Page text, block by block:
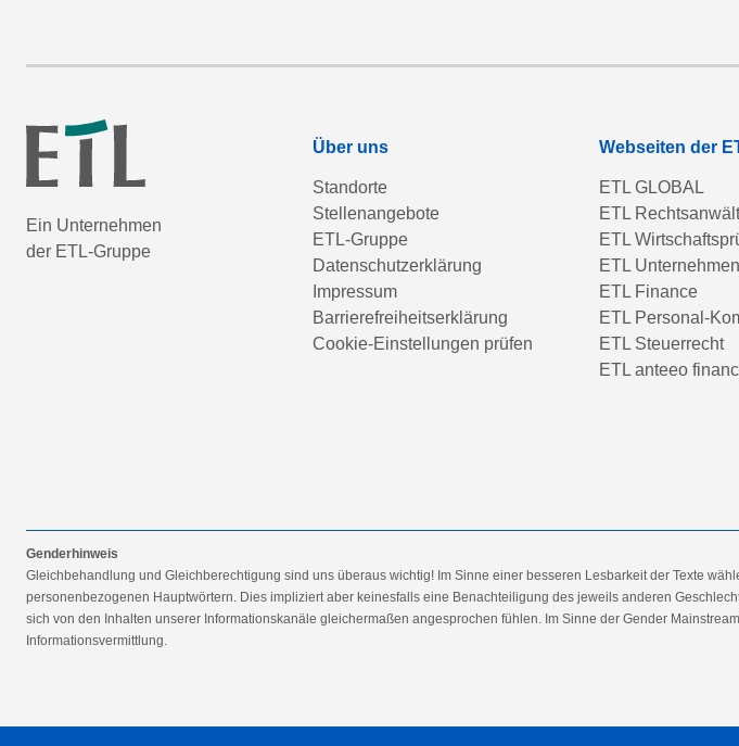
Ein Unternehmen
der ETL-Gruppe
Über uns
Standorte
Stellenangebote
ETL-Gruppe
Datenschutzerklärung
Impressum
Barrierefreiheitserklärung
Cookie-Einstellungen prüfen
Webseiten der
ETL GLOBAL
ETL
ETL
ETL
ETL Finance
ETL Personal-
ETL Steuerrecht
ETL anteeo
Genderhinweis
Gleichbehandlung und Gleichberechtigung sind uns überaus wichtig! Im Sinne einer besseren Lesbarkeit der Texte
personenbezogenen Hauptwörtern. Dies impliziert aber keinesfalls eine Benachteiligung des jeweils anderen
sich von den Inhalten unserer Informationskanäle gleichermaßen angesprochen fühlen. Im Sinne der Gender
Informationsvermittlung.